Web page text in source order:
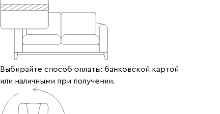
Выбирайте способ оплаты: банковской картой
или наличными при получении.